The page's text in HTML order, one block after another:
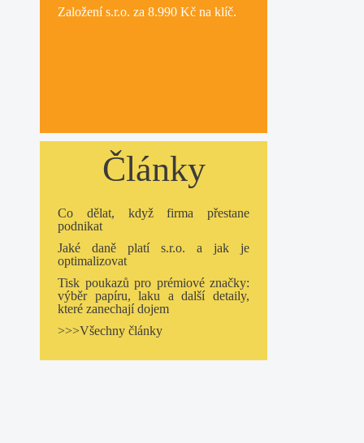
Založení s.r.o. za 8.990 Kč na klíč.
Články
Co dělat, když firma přestane
podnikat
Jaké daně platí s.r.o. a jak je
optimalizovat
Tisk poukazů pro prémiové značky:
výběr papíru, laku a další detaily,
které zanechají dojem
>>>Všechny články